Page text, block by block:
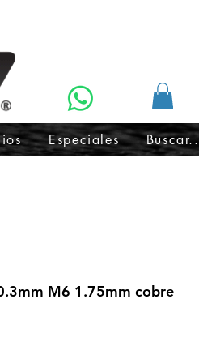
Especiales
M6 1.75mm cobre